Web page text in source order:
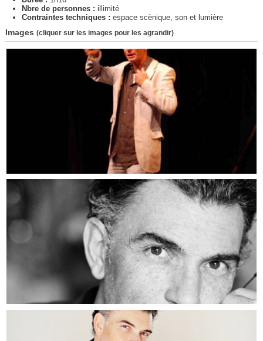
Nbre de personnes : illimité
Contraintes techniques : espace scènique, son et lumière
Images (cliquer sur les images pour les agrandir)